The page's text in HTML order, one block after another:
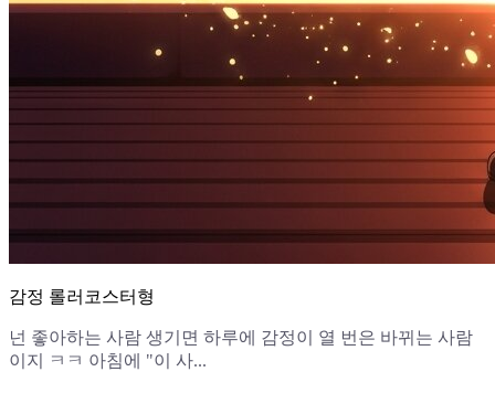
감정 롤러코스터형
넌 좋아하는 사람 생기면 하루에 감정이 열 번은 바뀌는 사람
이지 ㅋㅋ 아침에 "이 사...